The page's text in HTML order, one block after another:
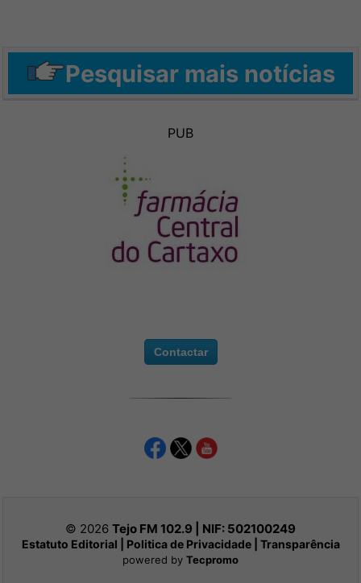
Pesquisar mais notícias
PUB
Contactar
© 2026 Tejo FM 102.9 | NIF: 502100249
Estatuto Editorial Politica de Privacidade| Transparência
powered by Tecpromo